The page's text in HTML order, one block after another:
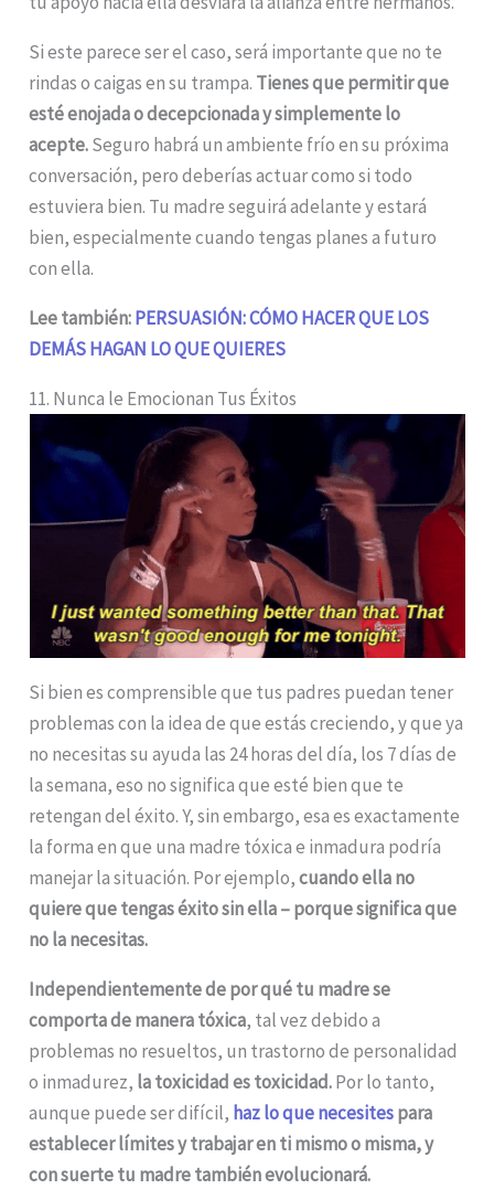
Si este parece ser el caso, será importante que no te
rindas o caigas en su trampa. Tienes que permitir que
esté enojada o decepcionada y simplemente lo
acepte.Seguro habrá un ambiente frío en su próxima
conversación, pero deberías actuar como si todo
estuviera bien. Tu madre seguirá adelante y estará
bien, especialmente cuando tengas planes a futuro
con ella.
Lee también:PERSUASIÓN: CÓMO HACER QUE LOS
DEMÁS HAGAN LO QUE QUIERES
11. Nunca le Emocionan Tus Éxitos
Si bien es comprensible que tus padres puedan tener
problemas con la idea de que estás creciendo, y que ya
no necesitas su ayuda las 24 horas del día, los 7 días de
la semana, eso no significa que esté bien que te
retengan del éxito. Y, sin embargo, esa es exactamente
la forma en que una madre tóxica e inmadura podría
manejar la situación. Por ejemplo,cuando ella no
quiere que tengas éxito sin ella – porque significa que
no la necesitas.
Independientemente de por qué tu madre se
comporta de manera tóxica, tal vez debido a
problemas no resueltos, un trastorno de personalidad
o inmadurez, la toxicidad es toxicidad.Por lo tanto,
aunque puede ser difícil, haz lo que necesitespara
establecer límites y trabajar en ti mismo o misma, y
con suerte tu madre también evolucionará.